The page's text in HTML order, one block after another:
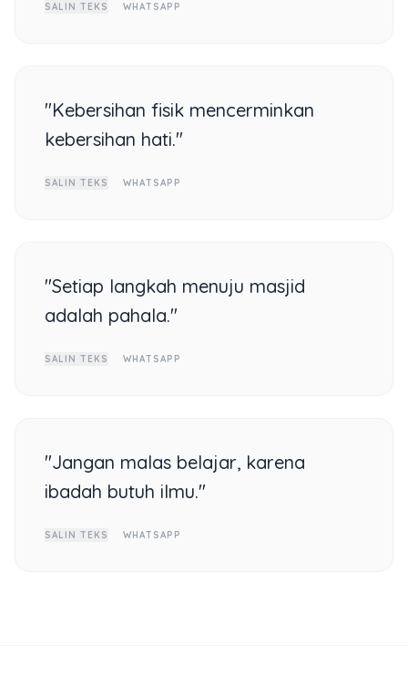
SALIN TEKS WHATSAPP
"Kebersihan fisik mencerminkan
kebersihan hati."
SALIN TEKS WHATSAPP
"Setiap langkah menuju masjid
adalah pahala."
SALIN TEKS WHATSAPP
"Jangan malas belajar, karena
ibadah butuh ilmu."
SALIN TEKS WHATSAPP